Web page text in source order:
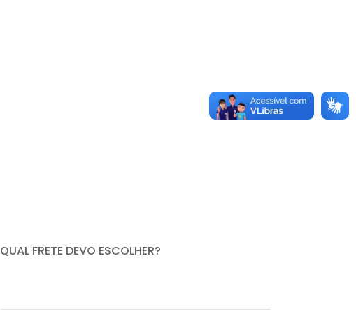
QUAL FRETE DEVO ESCOLHER?